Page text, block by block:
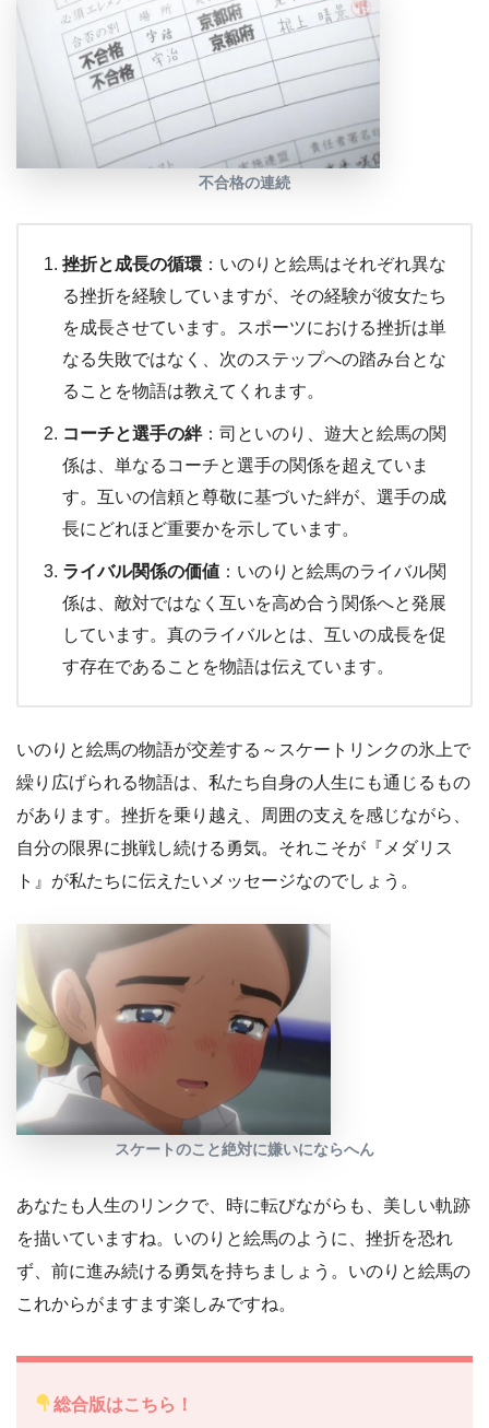
不合格の連続
挫折と成長の循環 ：いのりと絵馬はそれぞれ異な
る挫折を経験していますが、その経験が彼女たち
を成長させています。スポーツにおける挫折は単
なる失敗ではなく、次のステップへの踏み台とな
ることを物語は教えてくれます。
コーチと選手の絆：司といのり、遊大と絵馬の関
係は、単なるコーチと選手の関係を超えていま
す。互いの信頼と尊敬に基づいた絆が、選手の成
長にどれほど重要かを示しています。
ライバル関係の価値 ：いのりと絵馬のライバル関
係は、敵対ではなく互いを高め合う関係へと発展
しています。真のライバルとは、互いの成長を促
す存在であることを物語は伝えています。
いのりと絵馬の物語が交差する～スケートリンクの氷上で
繰り広げられる物語は、私たち自身の人生にも通じるもの
があります。挫折を乗り越え、周囲の支えを感じながら、
自分の限界に挑戦し続ける勇気。それこそが『メダリス
ト』が私たちに伝えたいメッセージなのでしょう。
スケートのこと絶対に嫌いにならへん
あなたも人生のリンクで、時に転びながらも、美しい軌跡
を描いていますね。いのりと絵馬のように、挫折を恐れ
ず、前に進み続ける勇気を持ちましょう。いのりと絵馬の
これからがますます楽しみですね。
総合版はこちら！